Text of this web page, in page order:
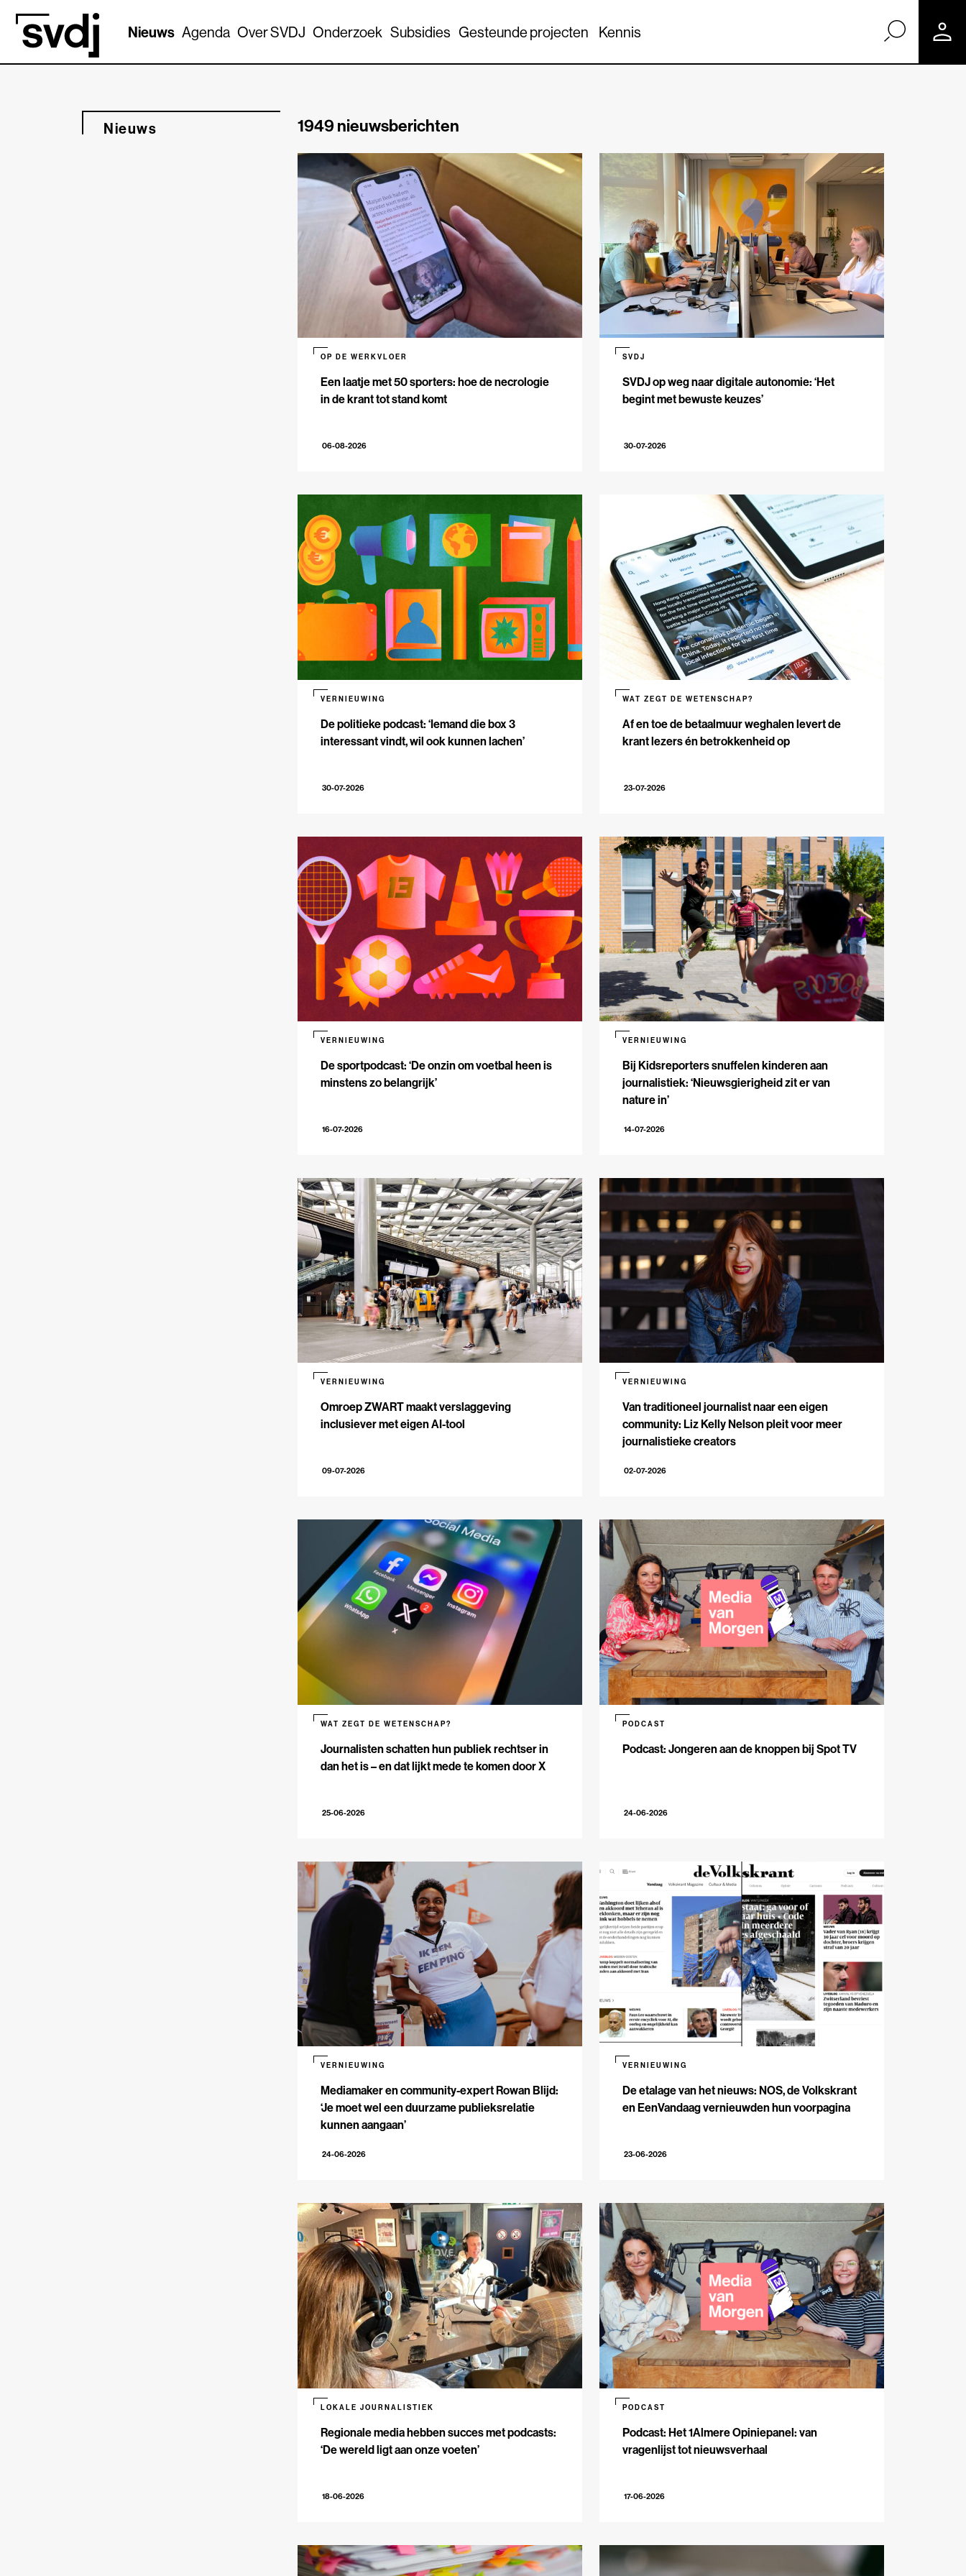
Naar hoofdinhoud
Nieuws Agenda Over SVDJ Onderzoek Subsidies Gesteunde projecten Kennis
Nieuws 1949 nieuwsberichten
Een laatje met 50 sporters: hoe de necrologie
in de krant tot stand komt
OP DE WERKVLOER
06-08-2026
SVDJ op weg naar digitale autonomie: ‘Het
begint met bewuste keuzes’
SVDJ
30-07-2026
De politieke podcast: ‘Iemand die box 3
interessant vindt, wil ook kunnen lachen’
VERNIEUWING
30-07-2026
Af en toe de betaalmuur weghalen levert de
krant lezers én betrokkenheid op
WAT ZEGT DE WETENSCHAP?
23-07-2026
De sportpodcast: ‘De onzin om voetbal heen is
minstens zo belangrijk’
VERNIEUWING
16-07-2026
Bij Kidsreporters snuffelen kinderen aan
journalistiek: ‘Nieuwsgierigheid zit er van
nature in’
VERNIEUWING
14-07-2026
Omroep ZWART maakt verslaggeving
inclusiever met eigen AI-tool
VERNIEUWING
09-07-2026
Van traditioneel journalist naar een eigen
community: Liz Kelly Nelson pleit voor meer
journalistieke creators
VERNIEUWING
02-07-2026
Journalisten schatten hun publiek rechtser in
dan het is – en dat lijkt mede te komen door X
WAT ZEGT DE WETENSCHAP?
25-06-2026
Podcast: Jongeren aan de knoppen bij Spot TV
PODCAST
24-06-2026
Mediamaker en community-expert Rowan Blijd:
‘Je moet wel een duurzame publieksrelatie
kunnen aangaan’
VERNIEUWING
24-06-2026
De etalage van het nieuws: NOS, de Volkskrant
en EenVandaag vernieuwden hun voorpagina
VERNIEUWING
23-06-2026
Regionale media hebben succes met podcasts:
‘De wereld ligt aan onze voeten’
LOKALE JOURNALISTIEK
18-06-2026
Podcast: Het 1Almere Opiniepanel: van
vragenlijst tot nieuwsverhaal
PODCAST
17-06-2026